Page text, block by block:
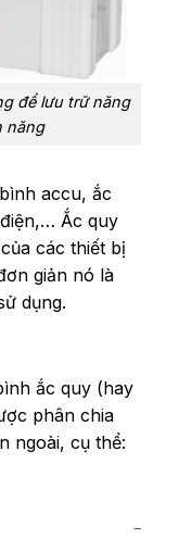
để lưu trữ năng
năng
accu, ắc
Ắc quy
các thiết bị
giản nó là
dụng.
ắc quy (hay
phân chia
ngoài, cụ thể: